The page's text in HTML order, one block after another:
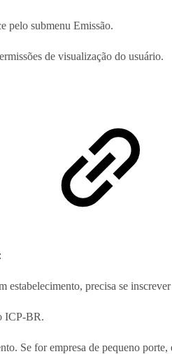
pelo submenu Emissão.
de visualização do usuário.
precisa se
ICP-BR.
Se for empresa de pequeno